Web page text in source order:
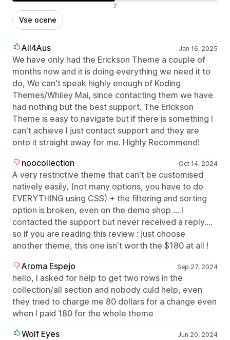
2
Vse ocene
All4Aus Jan 16, 2025
We have only had the Erickson Theme a couple of
months now and it is doing everything we need it to
do, We can't speak highly enough of Koding
Themes/Whiley Mai, since contacting them we have
had nothing but the best support. The Erickson
Theme is easy to navigate but if there is something I
can't achieve I just contact support and they are
onto it straight away for me. Highly Recommend!
noocollection
Oct 14, 2024
A very restrictive theme that can't be customised
natively easily, (not many options, you have to do
EVERYTHING using CSS) + the filtering and sorting
option is broken, even on the demo shop ... I
contacted the support but never received a reply....
so if you are reading this review : just choose
another theme, this one isn't worth the $180 at all !
Aroma Espejo
Sep 27, 2024
hello, I asked for help to get two rows in the
collection/all section and nobody culd help, even
they tried to charge me 80 dollars for a change even
when I paid 180 for the whole theme
Wolf Eyes
Jun 20, 2024